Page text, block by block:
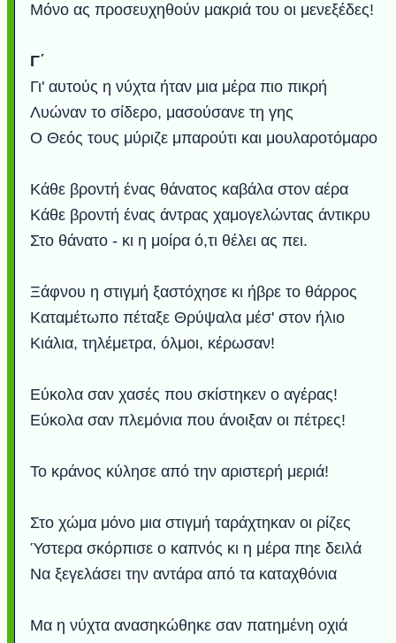
Μόνο ας προσευχηθούν μακριά του οι μενεξέδες!
Γ΄
Γι' αυτούς η νύχτα ήταν μια μέρα πιο πικρή
Λυώναν το σίδερο, μασούσανε τη γης
Ο Θεός τους μύριζε μπαρούτι και μουλαροτόμαρο
Κάθε βροντή ένας θάνατος καβάλα στον αέρα
Κάθε βροντή ένας άντρας χαμογελώντας άντικρυ
Στο θάνατο - κι η μοίρα ό,τι θέλει ας πει.
Ξάφνου η στιγμή ξαστόχησε κι ήβρε το θάρρος
Καταμέτωπο πέταξε Θρύψαλα μέσ' στον ήλιο
Κιάλια, τηλέμετρα, όλμοι, κέρωσαν!
Εύκολα σαν χασές που σκίστηκεν ο αγέρας!
Εύκολα σαν πλεμόνια που άνοιξαν οι πέτρες!
Το κράνος κύλησε από την αριστερή μεριά!
Στο χώμα μόνο μια στιγμή ταράχτηκαν οι ρίζες
Ύστερα σκόρπισε ο καπνός κι η μέρα πηε δειλά
Να ξεγελάσει την αντάρα από τα καταχθόνια
Μα η νύχτα ανασηκώθηκε σαν πατημένη οχιά